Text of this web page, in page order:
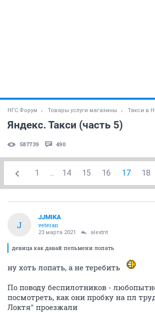
НГС.Форум Товары услуги магазины Такси в
Яндекс. Такси (часть 5)
587739 490
1 ... 14 15 16 17 18
J
JJMIKA
veteran
23 марта 2021 alextnt
девица как давай пельмени лопать
ну хоть лопать, а не теребить
По поводу беспилотников -
посмотреть, как они пробку на пл
Локтя" проезжали